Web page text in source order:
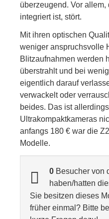
überzeugend. Vor allem,
integriert ist, stört.
Mit ihren optischen
weniger anspruchsvolle
Blitzaufnahmen werden
überstrahlt und bei
eigentlich darauf
verwackelt oder
beides. Das ist
Ultrakompaktkameras
anfangs 180 € war die
Modelle.
0 Besucher von
haben/hatten
Sie besitzen dieses
früher einmal? Bitte